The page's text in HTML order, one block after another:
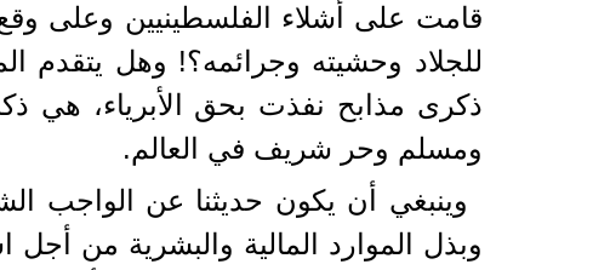
قامت على أشلاء الفلسطينيين وعلى وقع
للجلاد وحشيته وجرائمه؟! وهل يتقدم
ذكرى مذابح نفذت بحق الأبرياء، هي
ومسلم وحر شريف في العالم.
وينبغي أن يكون حديثنا عن الواجب
وبذل الموارد المالية والبشرية من